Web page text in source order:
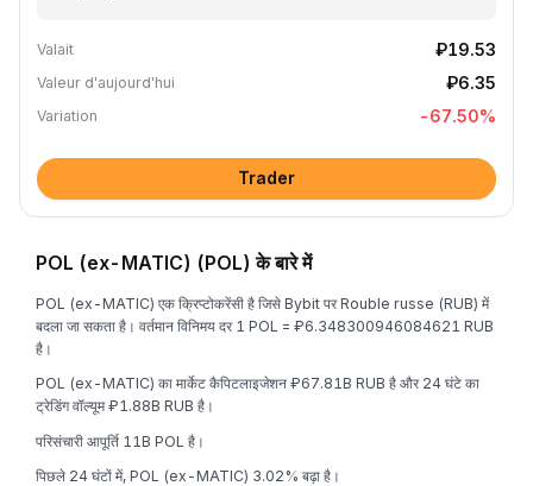
Valait ₽19.53
Valeur d'aujourd'hui ₽6.35
Variation -67.50%
Trader
POL (ex-MATIC) (POL) के बारे में
POL (ex-MATIC) एक क्रिप्टोकरेंसी है जिसे Bybit पर Rouble russe (RUB) में
बदला जा सकता है। वर्तमान विनिमय दर 1 POL = ₽6.348300946084621 RUB
है।
POL (ex-MATIC) का मार्केट कैपिटलाइजेशन ₽67.81B RUB है और 24 घंटे का
ट्रेडिंग वॉल्यूम ₽1.88B RUB है।
परिसंचारी आपूर्ति 11B POL है।
पिछले 24 घंटों में, POL (ex-MATIC) 3.02% बढ़ा है।